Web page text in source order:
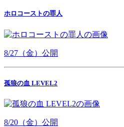
ホロコーストの罪人
8/27（金）公開
孤狼の血 LEVEL2
8/20（金）公開